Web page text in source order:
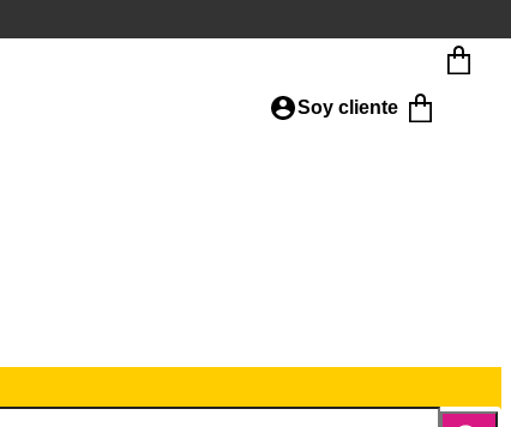
Soy cliente